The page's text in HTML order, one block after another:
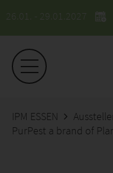
26.01. - 29.01.2027
IPM ESSEN